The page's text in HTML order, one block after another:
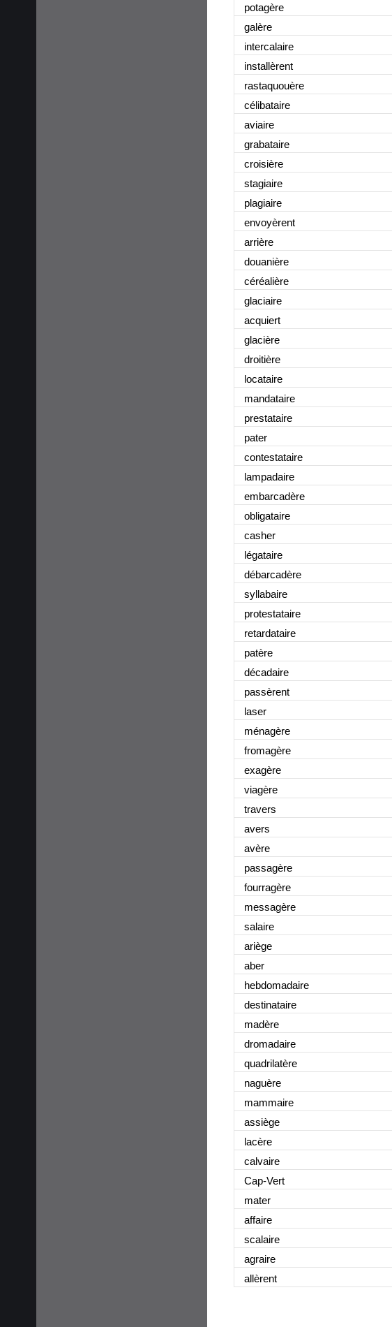
potagère
galère
intercalaire
installèrent
rastaquouère
célibataire
aviaire
grabataire
croisière
stagiaire
plagiaire
envoyèrent
arrière
douanière
céréalière
glaciaire
acquiert
glacière
droitière
locataire
mandataire
prestataire
pater
contestataire
lampadaire
embarcadère
obligataire
casher
légataire
débarcadère
syllabaire
protestataire
retardataire
patère
décadaire
passèrent
laser
ménagère
fromagère
exagère
viagère
travers
avers
avère
passagère
fourragère
messagère
salaire
ariège
aber
hebdomadaire
destinataire
madère
dromadaire
quadrilatère
naguère
mammaire
assiège
lacère
calvaire
Cap-Vert
mater
affaire
scalaire
agraire
allèrent